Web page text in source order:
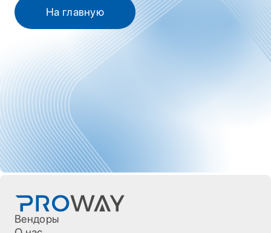
На главную
Вендоры